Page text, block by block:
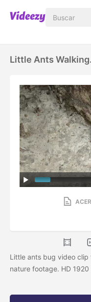
Little Ants Walking.
Little ants bug video
nature footage. HD